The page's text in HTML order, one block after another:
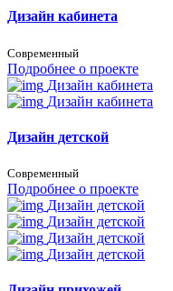
Дизайн кабинета
Современный
Подробнее о проекте
Дизайн кабинета
Дизайн кабинета
Дизайн детской
Современный
Подробнее о проекте
Дизайн детской
Дизайн детской
Дизайн детской
Дизайн детской